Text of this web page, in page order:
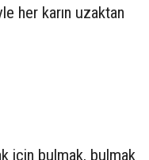
her karın uzaktan
için bulmak, bulmak